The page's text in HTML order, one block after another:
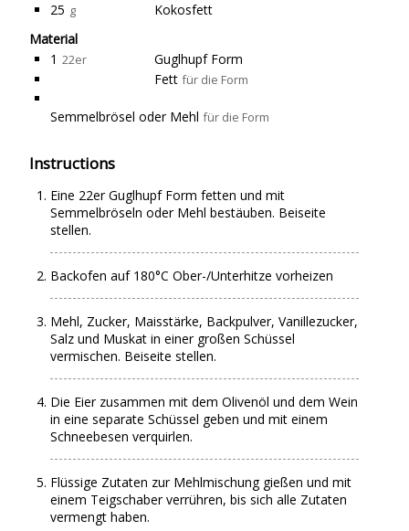
25 g
Kokosfett
Material
1 22er
Guglhupf Form
Fett für die Form
Semmelbrösel oder Mehl für die Form
Instructions
Eine 22er Guglhupf Form fetten und mit
Semmelbröseln oder Mehl bestäuben. Beiseite
stellen.
Backofen auf 180°C Ober-/Unterhitze vorheizen
Mehl, Zucker, Maisstärke, Backpulver, Vanillezucker,
Salz und Muskat in einer großen Schüssel
vermischen. Beiseite stellen.
Die Eier zusammen mit dem Olivenöl und dem Wein
in eine separate Schüssel geben und mit einem
Schneebesen verquirlen.
Flüssige Zutaten zur Mehlmischung gießen und mit
einem Teigschaber verrühren, bis sich alle Zutaten
vermengt haben.